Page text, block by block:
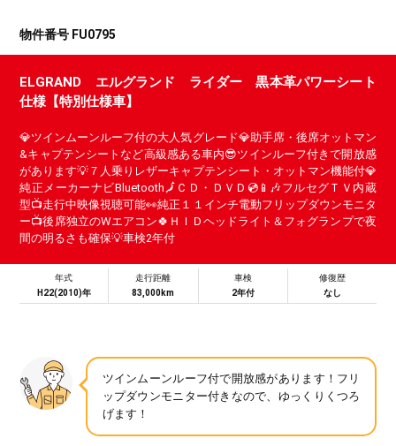
物件番号 FU0795
ELGRAND エルグランド ライダー 黒本革パワーシート
仕様【特別仕様車】
💎ツインムーンルーフ付の大人気グレード💎助手席・後席オットマン
&キャプテンシートなど高級感ある車内😎ツインルーフ付きで開放感
があります💡７人乗りレザーキャプテンシート・オットマン機能付💎
純正メーカーナビBluetooth🗾ＣＤ・ＤＶＤ💿📱🎶フルセグＴＶ内蔵
型📺走行中映像視聴可能👀純正１１インチ電動フリップダウンモニタ
ー📺後席独立のWエアコン🍀ＨＩＤヘッドライト＆フォグランプで夜
間の明るさも確保💡車検2年付
年式
H22(2010)年
走行距離
83,000km
車検
2年付
修復歴
なし
ツインムーンルーフ付で開放感があります！フリ
ップダウンモニター付きなので、ゆっくりくつろ
げます！